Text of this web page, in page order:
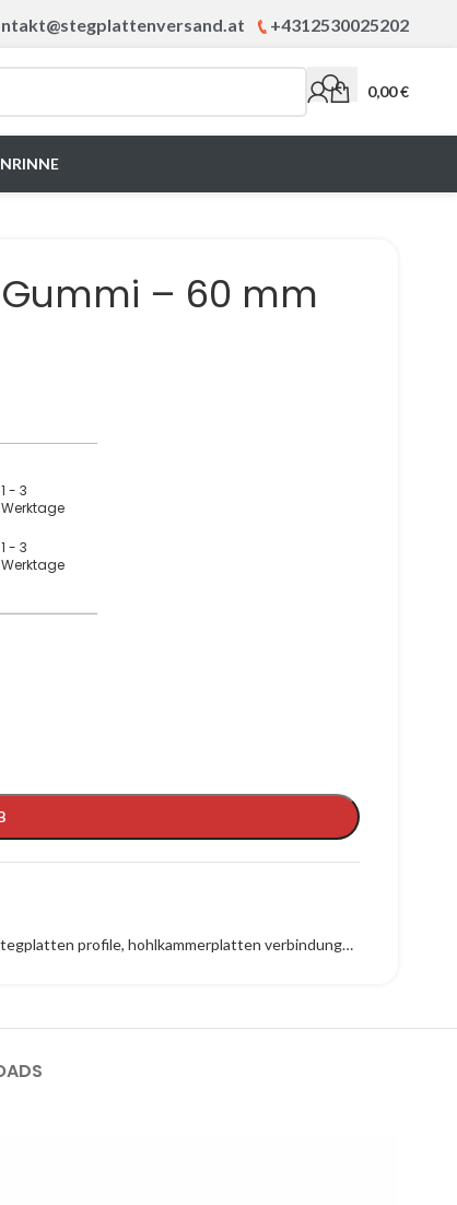
+4312530025202
0,00€
– 60 mm
1 - 3
Werktage
1 - 3
Werktage
profile, hohlkammerplatten verbindungsprofil